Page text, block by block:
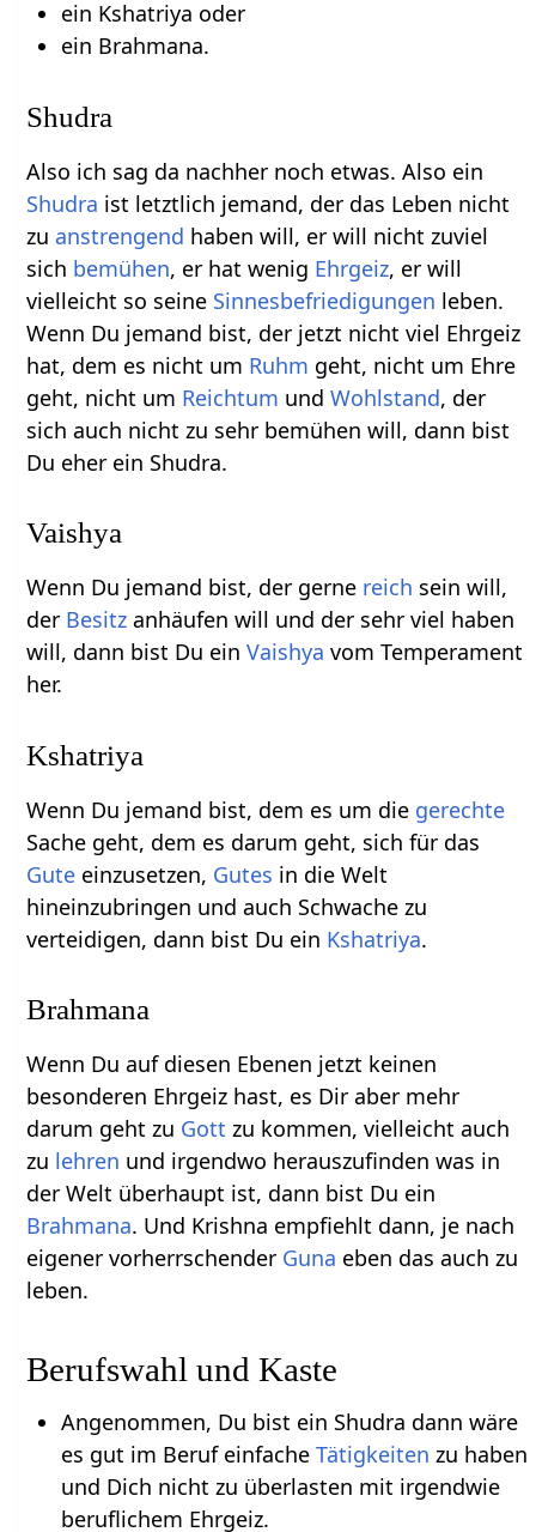
ein Kshatriya oder
ein Brahmana.
Shudra
Also ich sag da nachher noch etwas. Also ein
Shudra ist letztlich jemand, der das Leben nicht
zu anstrengend haben will, er will nicht zuviel
sich bemühen, er hat wenig Ehrgeiz, er will
vielleicht so seine Sinnesbefriedigungen leben.
Wenn Du jemand bist, der jetzt nicht viel Ehrgeiz
hat, dem es nicht um Ruhm geht, nicht um Ehre
geht, nicht um Reichtum undWohlstand, der
sich auch nicht zu sehr bemühen will, dann bist
Du eher ein Shudra.
Vaishya
Wenn Du jemand bist, der gerne reich sein will,
der Besitz anhäufen will und der sehr viel haben
will, dann bist Du einVaishya vom Temperament
her.
Kshatriya
Wenn Du jemand bist, dem es um die gerechte
Sache geht, dem es darum geht, sich für das
Gute einzusetzen, Gutes in die Welt
hineinzubringen und auch Schwache zu
verteidigen, dann bist Du ein Kshatriya.
Brahmana
Wenn Du auf diesen Ebenen jetzt keinen
besonderen Ehrgeiz hast, es Dir aber mehr
darum geht zu Gott zu kommen, vielleicht auch
zu lehren und irgendwo herauszufinden was in
der Welt überhaupt ist, dann bist Du ein
Brahmana. Und Krishna empfiehlt dann, je nach
eigener vorherrschender Guna eben das auch zu
leben.
Berufswahl und Kaste
Angenommen, Du bist ein Shudra dann wäre
es gut im Beruf einfache Tätigkeiten zu haben
und Dich nicht zu überlasten mit irgendwie
beruflichem Ehrgeiz.